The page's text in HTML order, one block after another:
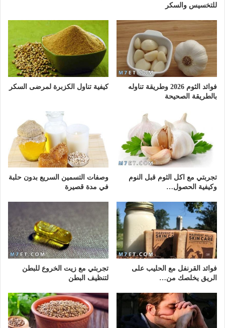
للتخسيس والسكر
فوائد الثوم 2026 وطريقة تناوله
بالطريقة الصحيحة
كيفية تناول الكزبرة لمرضى السكر
تجربتي مع اكل الثوم قبل النوم
وكيفية الحصول…
وصفات التسمين السريع بدون حلبة
في مدة قصيرة
فوائد القرنفل مع الحليب على
الريق يخلصك من…
تجربتي مع زيت الخروع للبطن
لتنظيف البطن